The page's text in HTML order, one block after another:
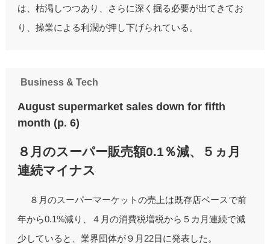
は、枯渇しつつあり、さらに深く掘る必要が出てきてお
り、操業による利潤が押し下げられている。
Business & Tech
August supermarket sales down for fifth
month (p. 6)
８月のスーパー販売額0.1％減、５ヵ月
連続マイナス
８月のスーパーマーケットの売上は既存店ベースで前
年から0.1%減り、４月の消費税増税から５カ月連続で減
少していると、業界団体が９月22日に発表した。